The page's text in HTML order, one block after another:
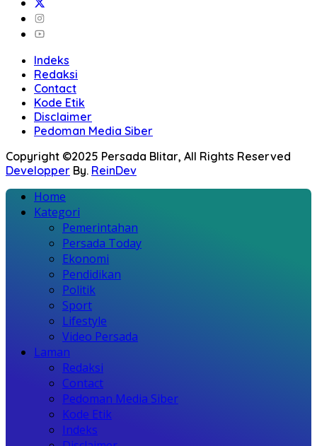
Indeks
Redaksi
Contact
Kode Etik
Disclaimer
Pedoman Media Siber
Copyright ©2025 Persada Blitar, All Rights Reserved
Developper By. ReinDev
Home
Kategori
Pemerintahan
Persada Today
Ekonomi
Pendidikan
Politik
Sport
Lifestyle
Video Persada
Laman
Redaksi
Contact
Pedoman Media Siber
Kode Etik
Indeks